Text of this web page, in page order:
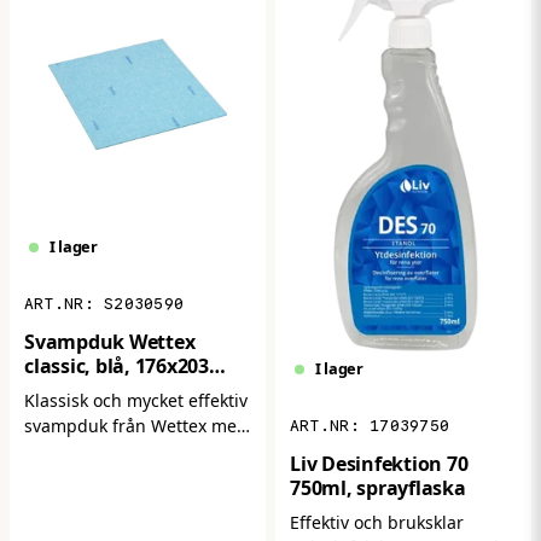
rengöringsprodukter för
effektiv första hjälpen.
I lager
S2030590
Svampduk Wettex
classic, blå, 176x203
mm, 10st/frp
Klassisk och mycket effektiv
svampduk från Wettex med
I lager
17039750
Liv Desinfektion 70
750ml, sprayflaska
Effektiv och bruksklar